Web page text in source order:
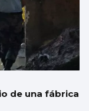
de una fábrica